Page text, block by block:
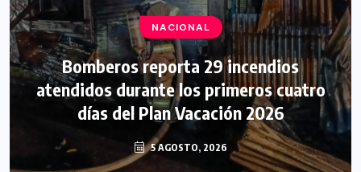
NACIONAL
Bomberos reporta 29 incendios
atendidos durante los primeros cuatro
días del Plan Vacación 2026
5 AGOSTO, 2026